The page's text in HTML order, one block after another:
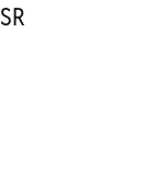
SR
HR